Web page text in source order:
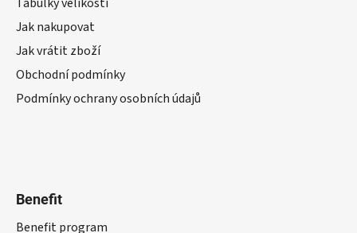
Jak nakupovat
Jak vrátit zboží
Obchodní podmínky
Podmínky ochrany osobních údajů
Benefit
Benefit program